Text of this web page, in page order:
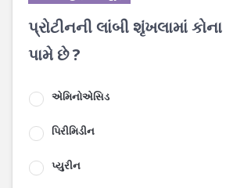
પ્રોટીનની લાંબી શૃંખલામાં કોના
પામે છે ?
એમિનોએસિડ
પિરીમિડીન
પ્યુરીન